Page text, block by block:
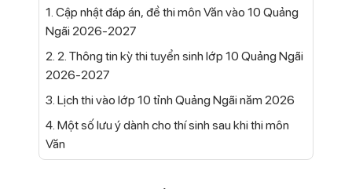
1. Cập nhật đáp án, đề thi môn Văn vào 10 Quảng
Ngãi 2026-2027
2. 2. Thông tin kỳ thi tuyển sinh lớp 10 Quảng Ngãi
2026-2027
3. Lịch thi vào lớp 10 tỉnh Quảng Ngãi năm 2026
4. Một số lưu ý dành cho thí sinh sau khi thi môn
Văn